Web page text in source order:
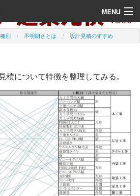
MENU
別 不明朗さとは 設計見積のすすめ
について特徴を整理してみる。